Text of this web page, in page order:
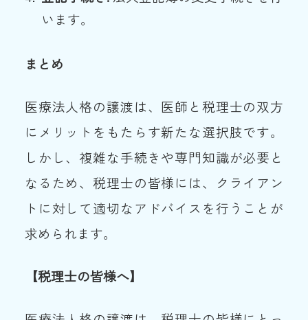
います。
まとめ
医療法人格の譲渡は、医師と税理士の双方
にメリットをもたらす新たな選択肢です。
しかし、複雑な手続きや専門知識が必要と
なるため、税理士の皆様には、クライアン
トに対して適切なアドバイスを行うことが
求められます。
【税理士の皆様へ】